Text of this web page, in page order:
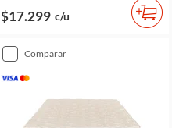
$17.299 c/u
comparar